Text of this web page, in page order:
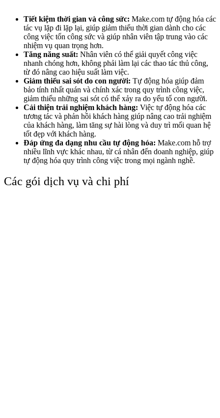
Tiết kiệm thời gian và công sức: Make.com tự động hóa các
tác vụ lặp đi lặp lại, giúp giảm thiểu thời gian dành cho các
công việc tốn công sức và giúp nhân viên tập trung vào các
nhiệm vụ quan trọng hơn.
Tăng năng suất: Nhân viên có thể giải quyết công việc
nhanh chóng hơn, không phải làm lại các thao tác thủ công,
từ đó nâng cao hiệu suất làm việc.
Giảm thiểu sai sót do con người: Tự động hóa giúp đảm
bảo tính nhất quán và chính xác trong quy trình công việc,
giảm thiểu những sai sót có thể xảy ra do yếu tố con người.
Cải thiện trải nghiệm khách hàng: Việc tự động hóa các
tương tác và phản hồi khách hàng giúp nâng cao trải nghiệm
của khách hàng, làm tăng sự hài lòng và duy trì mối quan hệ
tốt đẹp với khách hàng.
Đáp ứng đa dạng nhu cầu tự động hóa: Make.com hỗ trợ
nhiều lĩnh vực khác nhau, từ cá nhân đến doanh nghiệp, giúp
tự động hóa quy trình công việc trong mọi ngành nghề.
Các gói dịch vụ và chi phí